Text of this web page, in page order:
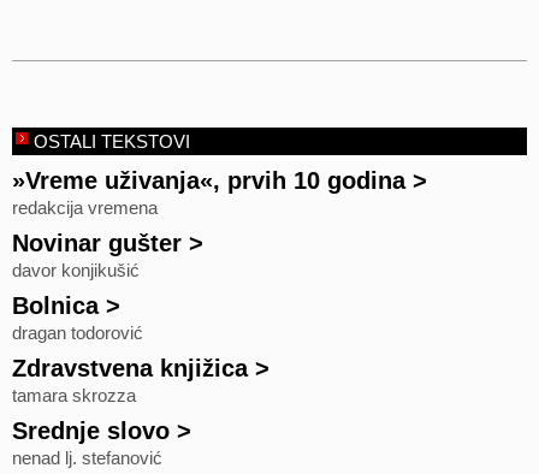
OSTALI TEKSTOVI
»Vreme uživanja«, prvih 10 godina>
redakcija vremena
Novinar gušter >
davor konjikušić
Bolnica>
dragan todorović
Zdravstvena knjižica>
tamara skrozza
Srednje slovo >
nenad lj. stefanović